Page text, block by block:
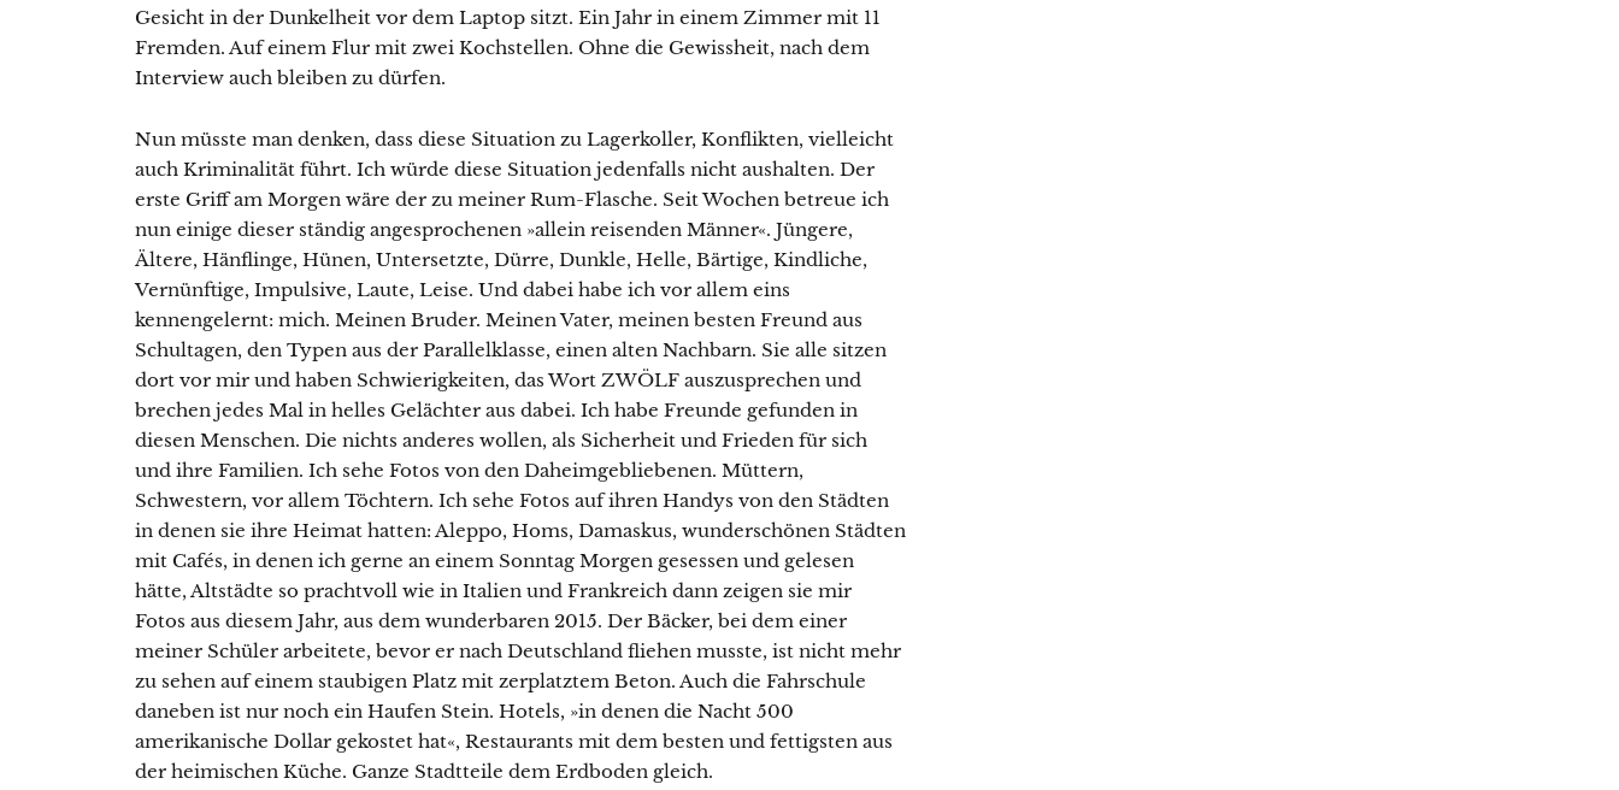
Gesicht in der Dunkelheit vor dem Laptop sitzt. Ein Jahr in einem Zimmer mit 11
Fremden. Auf einem Flur mit zwei Kochstellen. Ohne die Gewissheit, nach dem
Interview auch bleiben zu dürfen.
Nun müsste man denken, dass diese Situation zu Lagerkoller, Konflikten, vielleicht
auch Kriminalität führt. Ich würde diese Situation jedenfalls nicht aushalten. Der
erste Griff am Morgen wäre der zu meiner Rum-Flasche. Seit Wochen betreue ich
nun einige dieser ständig angesprochenen »allein reisenden Männer«. Jüngere,
Ältere, Hänflinge, Hünen, Untersetzte, Dürre, Dunkle, Helle, Bärtige, Kindliche,
Vernünftige, Impulsive, Laute, Leise. Und dabei habe ich vor allem eins
kennengelernt: mich. Meinen Bruder. Meinen Vater, meinen besten Freund aus
Schultagen, den Typen aus der Parallelklasse, einen alten Nachbarn. Sie alle sitzen
dort vor mir und haben Schwierigkeiten, das Wort ZWÖLF auszusprechen und
brechen jedes Mal in helles Gelächter aus dabei. Ich habe Freunde gefunden in
diesen Menschen. Die nichts anderes wollen, als Sicherheit und Frieden für sich
und ihre Familien. Ich sehe Fotos von den Daheimgebliebenen. Müttern,
Schwestern, vor allem Töchtern. Ich sehe Fotos auf ihren Handys von den Städten
in denen sie ihre Heimat hatten: Aleppo, Homs, Damaskus, wunderschönen Städten
mit Cafés, in denen ich gerne an einem Sonntag Morgen gesessen und gelesen
hätte, Altstädte so prachtvoll wie in Italien und Frankreich dann zeigen sie mir
Fotos aus diesem Jahr, aus dem wunderbaren 2015. Der Bäcker, bei dem einer
meiner Schüler arbeitete, bevor er nach Deutschland fliehen musste, ist nicht mehr
zu sehen auf einem staubigen Platz mit zerplatztem Beton. Auch die Fahrschule
daneben ist nur noch ein Haufen Stein. Hotels, »in denen die Nacht 500
amerikanische Dollar gekostet hat«, Restaurants mit dem besten und fettigsten aus
der heimischen Küche. Ganze Stadtteile dem Erdboden gleich.